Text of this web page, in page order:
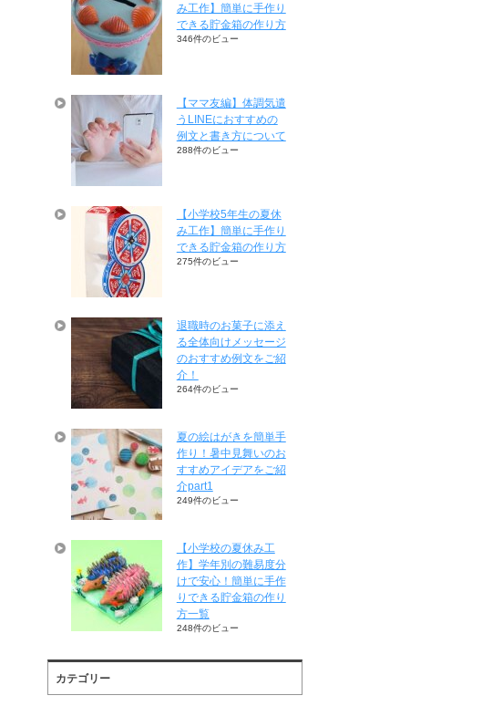
み工作】簡単に手作り
できる貯金箱の作り方
346件のビュー
【ママ友編】体調気遣
うLINEにおすすめの
例文と書き方について
288件のビュー
【小学校5年生の夏休
み工作】簡単に手作り
できる貯金箱の作り方
275件のビュー
退職時のお菓子に添え
る全体向けメッセージ
のおすすめ例文をご紹
介！
264件のビュー
夏の絵はがきを簡単手
作り！暑中見舞いのお
すすめアイデアをご紹
介part1
249件のビュー
【小学校の夏休み工
作】学年別の難易度分
けで安心！簡単に手作
りできる貯金箱の作り
方一覧
248件のビュー
カテゴリー